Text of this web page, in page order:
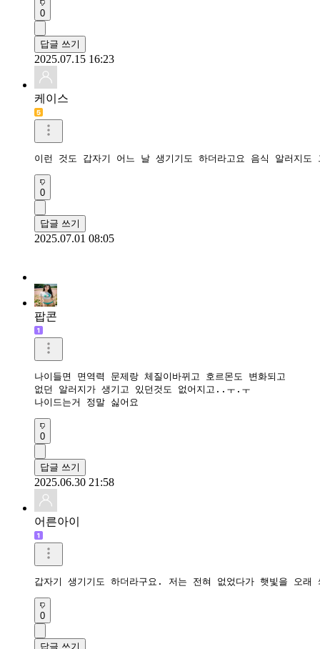
0
답글 쓰기
2025.07.15 16:23
케이스
이런 것도 갑자기 어느 날 생기기도 하더라고요 음식 알러지
0
답글 쓰기
2025.07.01 08:05
팝콘
나이들면 면역력 문제랑 체질이바뀌고 호르몬도 변화되고
없던 알러지가 생기고 있던것도 없어지고..ㅜ.ㅜ
나이드는거 정말 싫어요
0
답글 쓰기
2025.06.30 21:58
어른아이
갑자기 생기기도 하더라구요. 저는 전혀 없었다가 햇빛을 오
0
답글 쓰기